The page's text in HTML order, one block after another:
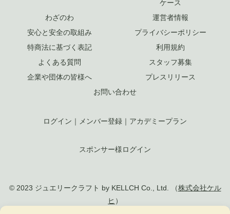
ケース
わざのわ
運営者情報
安心と安全の取組み
プライバシーポリシー
特商法に基づく表記
利用規約
よくある質問
スタッフ募集
企業や団体の皆様へ
プレスリリース
お問い合わせ
ログイン ｜ メンバー登録 ｜ アカデミープラン
スポンサー様ログイン
© 2023 ジュエリークラフト by KELLCH Co., Ltd. （株式会社ケル
ヒ ）